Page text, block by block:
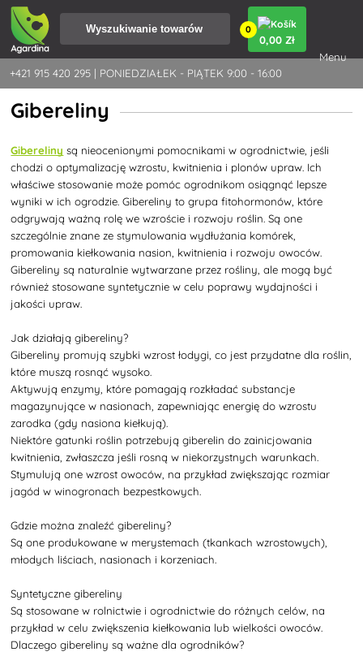
+421 915 420 295 | PONIEDZIAŁEK - PIĄTEK 9:00 - 16:00
0
0,00 Zł
Menu
Gibereliny
Gibereliny są nieocenionymi pomocnikami w ogrodnictwie, jeśli
chodzi o optymalizację wzrostu, kwitnienia i plonów upraw. Ich
właściwe stosowanie może pomóc ogrodnikom osiągnąć lepsze
wyniki w ich ogrodzie. Gibereliny to grupa fitohormonów, które
odgrywają ważną rolę we wzroście i rozwoju roślin. Są one
szczególnie znane ze stymulowania wydłużania komórek,
promowania kiełkowania nasion, kwitnienia i rozwoju owoców.
Gibereliny są naturalnie wytwarzane przez rośliny, ale mogą być
również stosowane syntetycznie w celu poprawy wydajności i
jakości upraw.
Jak działają gibereliny?
Gibereliny promują szybki wzrost łodygi, co jest przydatne dla roślin,
które muszą rosnąć wysoko.
Aktywują enzymy, które pomagają rozkładać substancje
magazynujące w nasionach, zapewniając energię do wzrostu
zarodka (gdy nasiona kiełkują).
Niektóre gatunki roślin potrzebują giberelin do zainicjowania
kwitnienia, zwłaszcza jeśli rosną w niekorzystnych warunkach.
Stymulują one wzrost owoców, na przykład zwiększając rozmiar
jagód w winogronach bezpestkowych.
Gdzie można znaleźć gibereliny?
Są one produkowane w merystemach (tkankach wzrostowych),
młodych liściach, nasionach i korzeniach.
Syntetyczne gibereliny
Są stosowane w rolnictwie i ogrodnictwie do różnych celów, na
przykład w celu zwiększenia kiełkowania lub wielkości owoców.
Dlaczego gibereliny są ważne dla ogrodników?